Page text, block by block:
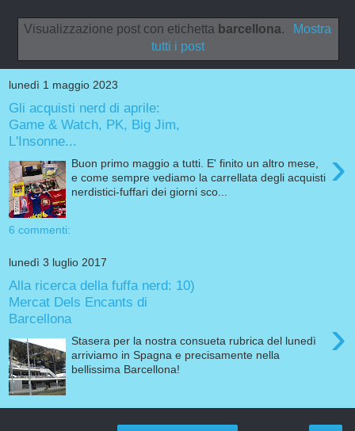
Visualizzazione post con etichetta barcellona.
Mostra
tutti i post
lunedì 1 maggio 2023
Gli acquisti nerd di aprile:
Game & Watch, PK, Big Jim,
L'Insonne...
›
Buon primo maggio a tutti. E' finito un altro mese,
e come sempre vediamo la carrellata degli acquisti
nerdistici-fuffari dei giorni sco...
6 commenti:
lunedì 3 luglio 2017
Alla ricerca della fuffa nerd: 10)
Mercat Dels Encants di
Barcellona
›
Stasera per la nostra consueta rubrica del lunedì
arriviamo in Spagna e precisamente nella
bellissima Barcellona!